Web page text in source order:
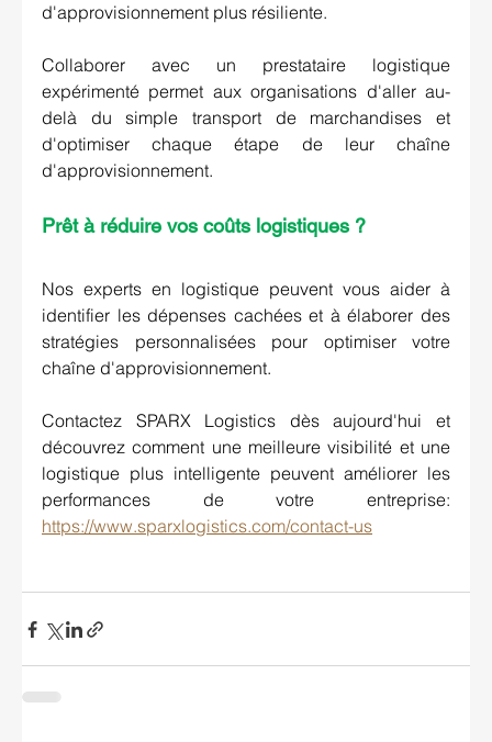
d'approvisionnement plus résiliente.
Collaborer avec un prestataire logistique
expérimenté permet aux organisations d'aller au-
delà du simple transport de marchandises et
d'optimiser chaque étape de leur chaîne
d'approvisionnement.
Prêt à réduire vos coûts logistiques ?
Nos experts en logistique peuvent vous aider à
identifier les dépenses cachées et à élaborer des
stratégies personnalisées pour optimiser votre
chaîne d'approvisionnement.
Contactez SPARX Logistics dès aujourd'hui et
découvrez comment une meilleure visibilité et une
logistique plus intelligente peuvent améliorer les
performances de votre entreprise:
https://www.sparxlogistics.com/contact-us